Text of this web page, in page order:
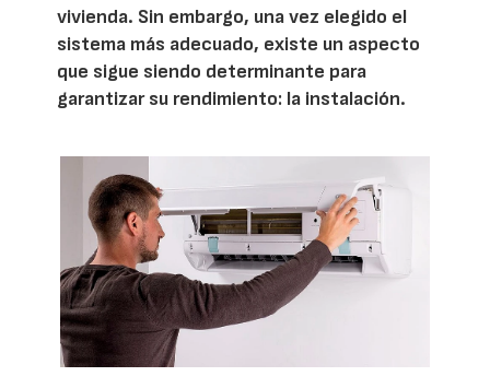
vivienda. Sin embargo, una vez elegido el
sistema más adecuado, existe un aspecto
que sigue siendo determinante para
garantizar su rendimiento: la instalación.